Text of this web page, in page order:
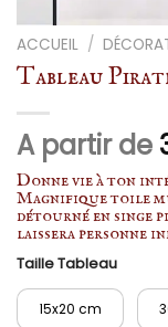
ACCUEIL /
Tableau
A partir de
Donne vie à ton
Magnifique toile
détourné en singe
laissera personne
Taille Tableau
15x20 cm